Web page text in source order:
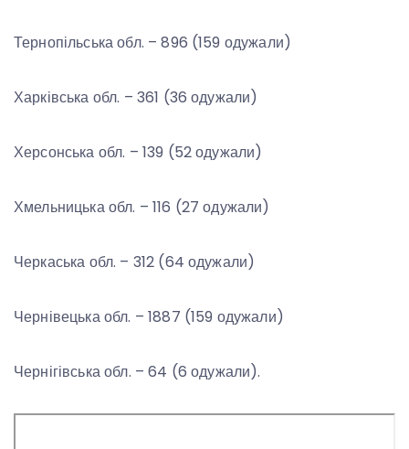
Тернопільська обл. – 896 (159 одужали)
Харківська обл. – 361 (36 одужали)
Херсонська обл. – 139 (52 одужали)
Хмельницька обл. – 116 (27 одужали)
Черкаська обл. – 312 (64 одужали)
Чернівецька обл. – 1887 (159 одужали)
Чернігівська обл. – 64 (6 одужали).